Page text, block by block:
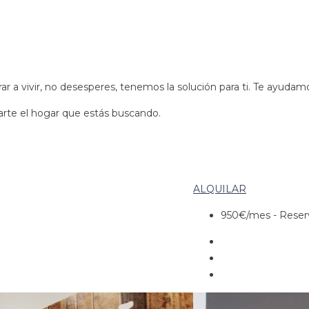
a vivir, no desesperes, tenemos la solución para ti. Te
el hogar que estás buscando.
ALQUILAR
950€/mes -